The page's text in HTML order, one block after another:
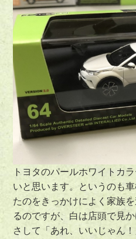
トヨタのパールホワイトカ
いと思います。というのも
たのをきっかけによく家族
るのですが、白は店頭で見
さして「あれ、いいじゃん